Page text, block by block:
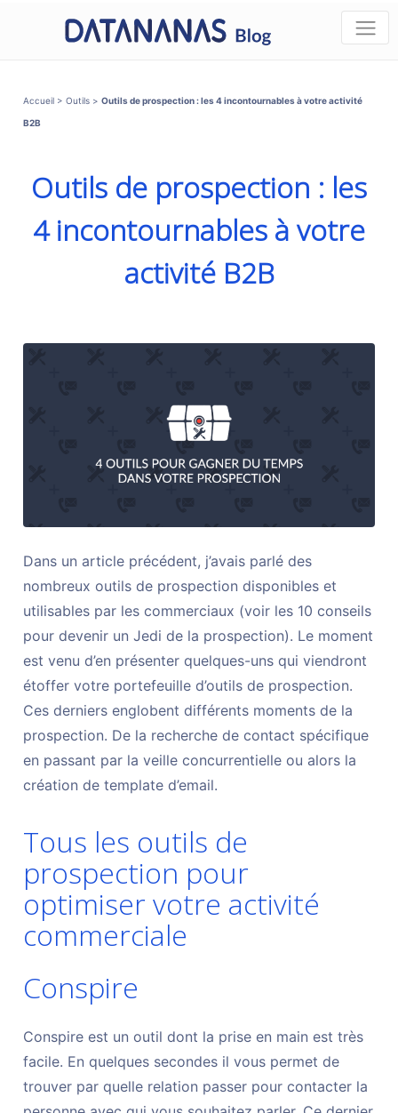
Accueil >Outils >Outils de prospection : les 4 incontournables à votre activité
B2B
Outils de prospection : les
4 incontournables à votre
activité B2B
Dans un article précédent, j’avais parlé des
nombreux outils de prospection disponibles et
utilisables par les commerciaux (voir les 10 conseils
pour devenir un Jedi de la prospection). Le moment
est venu d’en présenter quelques-uns qui viendront
étoffer votre portefeuille d’outils de prospection.
Ces derniers englobent différents moments de la
prospection. De la recherche de contact spécifique
en passant par la veille concurrentielle ou alors la
création de template d’email.
Tous les outils de
prospection pour
optimiser votre activité
commerciale
Conspire
Conspire est un outil dont la prise en main est très
facile. En quelques secondes il vous permet de
trouver par quelle relation passer pour contacter la